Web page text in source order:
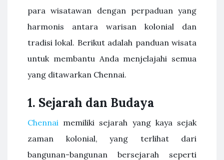
para wisatawan dengan perpaduan yang
harmonis antara warisan kolonial dan
tradisi lokal. Berikut adalah panduan wisata
untuk membantu Anda menjelajahi semua
yang ditawarkan Chennai.
1. Sejarah dan Budaya
Chennai memiliki sejarah yang kaya sejak
zaman kolonial, yang terlihat dari
bangunan-bangunan bersejarah seperti